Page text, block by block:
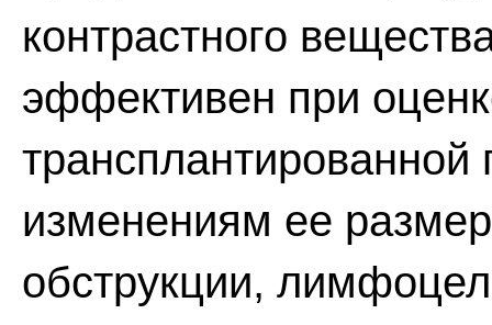
контрастного
эффективен при
изменениям ее
обструкции,